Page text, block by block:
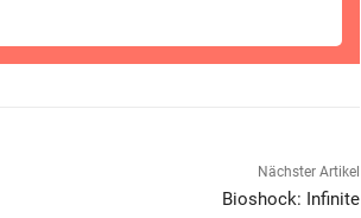
Nächster Artikel
Bioshock: Infinite